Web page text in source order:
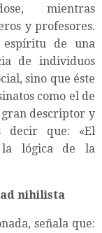
mientras
y profesores.
de una
de individuos
sino que éste
como el de
gran descriptor y
decir que: «El
la lógica de la
nihilista
señala que: